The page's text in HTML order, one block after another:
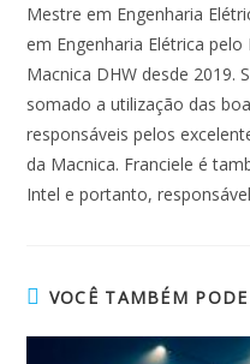
Mestre em Engenharia
em Engenharia Elétrica
Macnica DHW desde 2019.
somado a utilização das
responsáveis pelos
da Macnica. Franciele é
Intel e portanto,
VOCÊ TAMBÉM